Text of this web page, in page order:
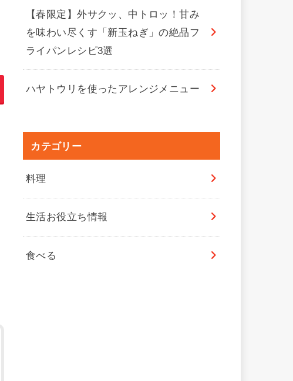
【春限定】外サクッ、中トロッ！甘み
を味わい尽くす「新玉ねぎ」の絶品フ
ライパンレシピ3選
ハヤトウリを使ったアレンジメニュー
カテゴリー
料理
生活お役立ち情報
食べる